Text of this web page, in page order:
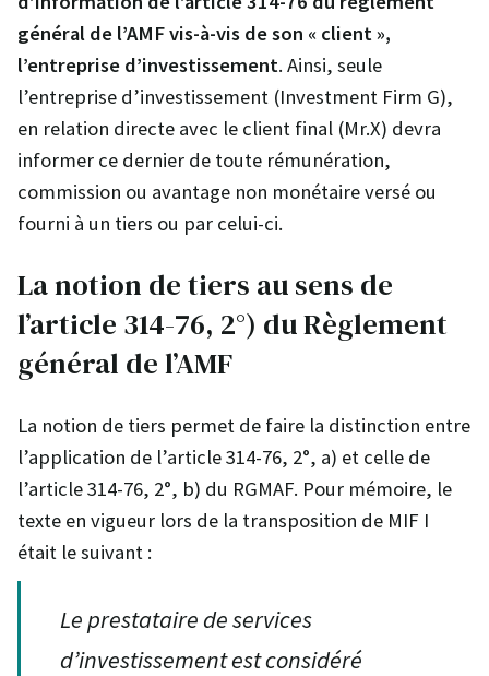
général de l’AMF vis-à-vis de son « client »,
l’entreprise d’investissement. Ainsi, seule
l’entreprise d’investissement (Investment Firm G),
en relation directe avec le client final (Mr.X) devra
informer ce dernier de toute rémunération,
commission ou avantage non monétaire versé ou
fourni à un tiers ou par celui-ci.
La notion de tiers au sens de
l’article 314-76, 2°) du Règlement
général de l’AMF
La notion de tiers permet de faire la distinction entre
l’application de l’article 314-76, 2°, a) et celle de
l’article 314-76, 2°, b) du RGMAF. Pour mémoire, le
texte en vigueur lors de la transposition de MIF I
était le suivant :
Le prestataire de services
d’investissement est considéré